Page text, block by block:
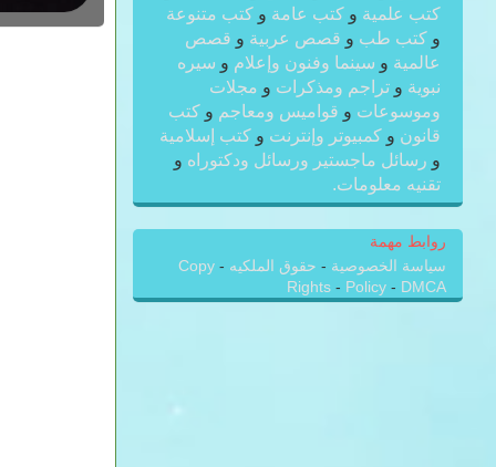
كتب علمية و كتب عامة و كتب متنوعة
و كتب طب و قصص عربية و قصص
عالمية و سينما وفنون وإعلام و سيره
نبوية و تراجم ومذكرات و مجلات
وموسوعات و قواميس ومعاجم و كتب
قانون و كمبيوتر وإنترنت و كتب إسلامية
و رسائل ماجستير ورسائل ودكتوراه و
تقنيه معلومات.
روابط مهمة
سياسة الخصوصية - حقوق الملكيه -
Copy
Rights - Policy - DMCA